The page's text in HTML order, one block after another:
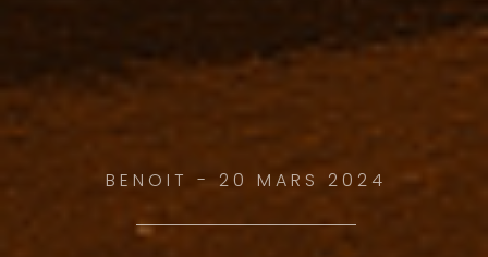
BENOIT - 20 MARS 2024
Undoing the